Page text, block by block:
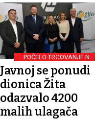
POČELO TRGOVANJE NA
BURZI
Javnoj se ponudi
dionica Žita
odazvalo 4200
malih ulagača